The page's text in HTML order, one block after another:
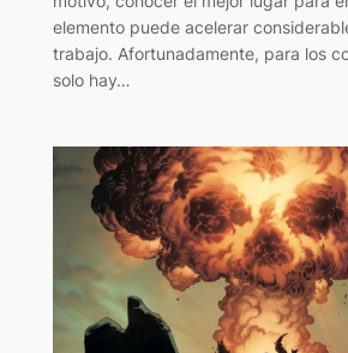
elemento puede acelerar
trabajo. Afortunadamente, para los
solo hay…